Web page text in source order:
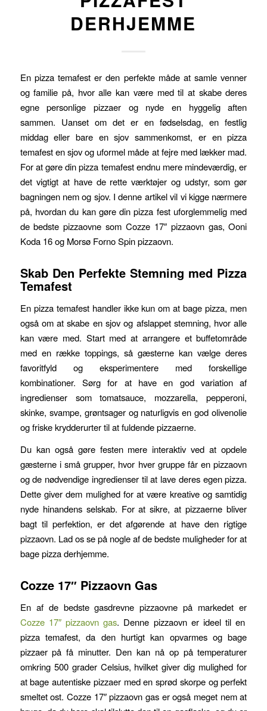
DERHJEMME
En pizza temafest er den perfekte måde at samle venner
og familie på, hvor alle kan være med til at skabe deres
egne personlige pizzaer og nyde en hyggelig aften
sammen. Uanset om det er en fødselsdag, en festlig
middag eller bare en sjov sammenkomst, er en pizza
temafest en sjov og uformel måde at fejre med lækker mad.
For at gøre din pizza temafest endnu mere mindeværdig, er
det vigtigt at have de rette værktøjer og udstyr, som gør
bagningen nem og sjov. I denne artikel vil vi kigge nærmere
på, hvordan du kan gøre din pizza fest uforglemmelig med
de bedste pizzaovne som Cozze 17″ pizzaovn gas, Ooni
Koda 16 og Morsø Forno Spin pizzaovn.
Skab Den Perfekte Stemning med Pizza
Temafest
En pizza temafest handler ikke kun om at bage pizza, men
også om at skabe en sjov og afslappet stemning, hvor alle
kan være med. Start med at arrangere et buffetområde
med en række toppings, så gæsterne kan vælge deres
favoritfyld og eksperimentere med forskellige
kombinationer. Sørg for at have en god variation af
ingredienser som tomatsauce, mozzarella, pepperoni,
skinke, svampe, grøntsager og naturligvis en god olivenolie
og friske krydderurter til at fuldende pizzaerne.
Du kan også gøre festen mere interaktiv ved at opdele
gæsterne i små grupper, hvor hver gruppe får en pizzaovn
og de nødvendige ingredienser til at lave deres egen pizza.
Dette giver dem mulighed for at være kreative og samtidig
nyde hinandens selskab. For at sikre, at pizzaerne bliver
bagt til perfektion, er det afgørende at have den rigtige
pizzaovn. Lad os se på nogle af de bedste muligheder for at
bage pizza derhjemme.
Cozze 17″ Pizzaovn Gas
En af de bedste gasdrevne pizzaovne på markedet er
Cozze 17″ pizzaovn gas. Denne pizzaovn er ideel til en
pizza temafest, da den hurtigt kan opvarmes og bage
pizzaer på få minutter. Den kan nå op på temperaturer
omkring 500 grader Celsius, hvilket giver dig mulighed for
at bage autentiske pizzaer med en sprød skorpe og perfekt
smeltet ost. Cozze 17″ pizzaovn gas er også meget nem at